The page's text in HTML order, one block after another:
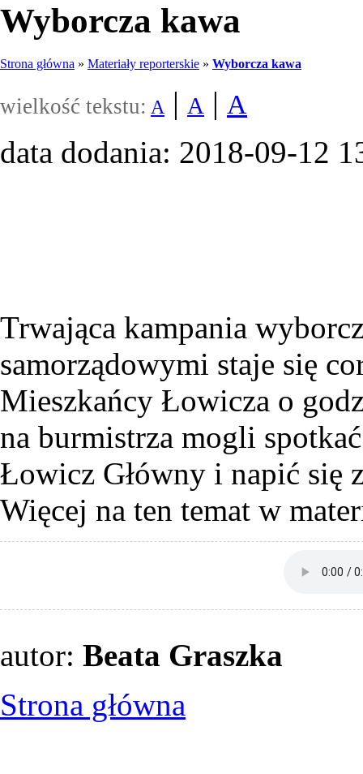
Wyborcza kawa
Strona główna » Materiały reporterskie » Wyborcza kawa
wielkość tekstu: A | A | A
data dodania: 2018-09-12
Trwająca kampania
samorządowymi staje się
Mieszkańcy Łowicza o
na burmistrza mogli
Łowicz Główny i napić się
Więcej na ten temat w
autor: Beata Graszka
Strona główna